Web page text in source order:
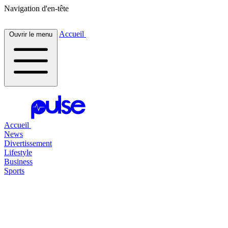
Navigation d'en-tête
Ouvrir le menu Accueil
Accueil
News
Divertissement
Lifestyle
Business
Sports